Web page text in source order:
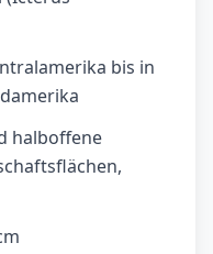
bis in
halboffene